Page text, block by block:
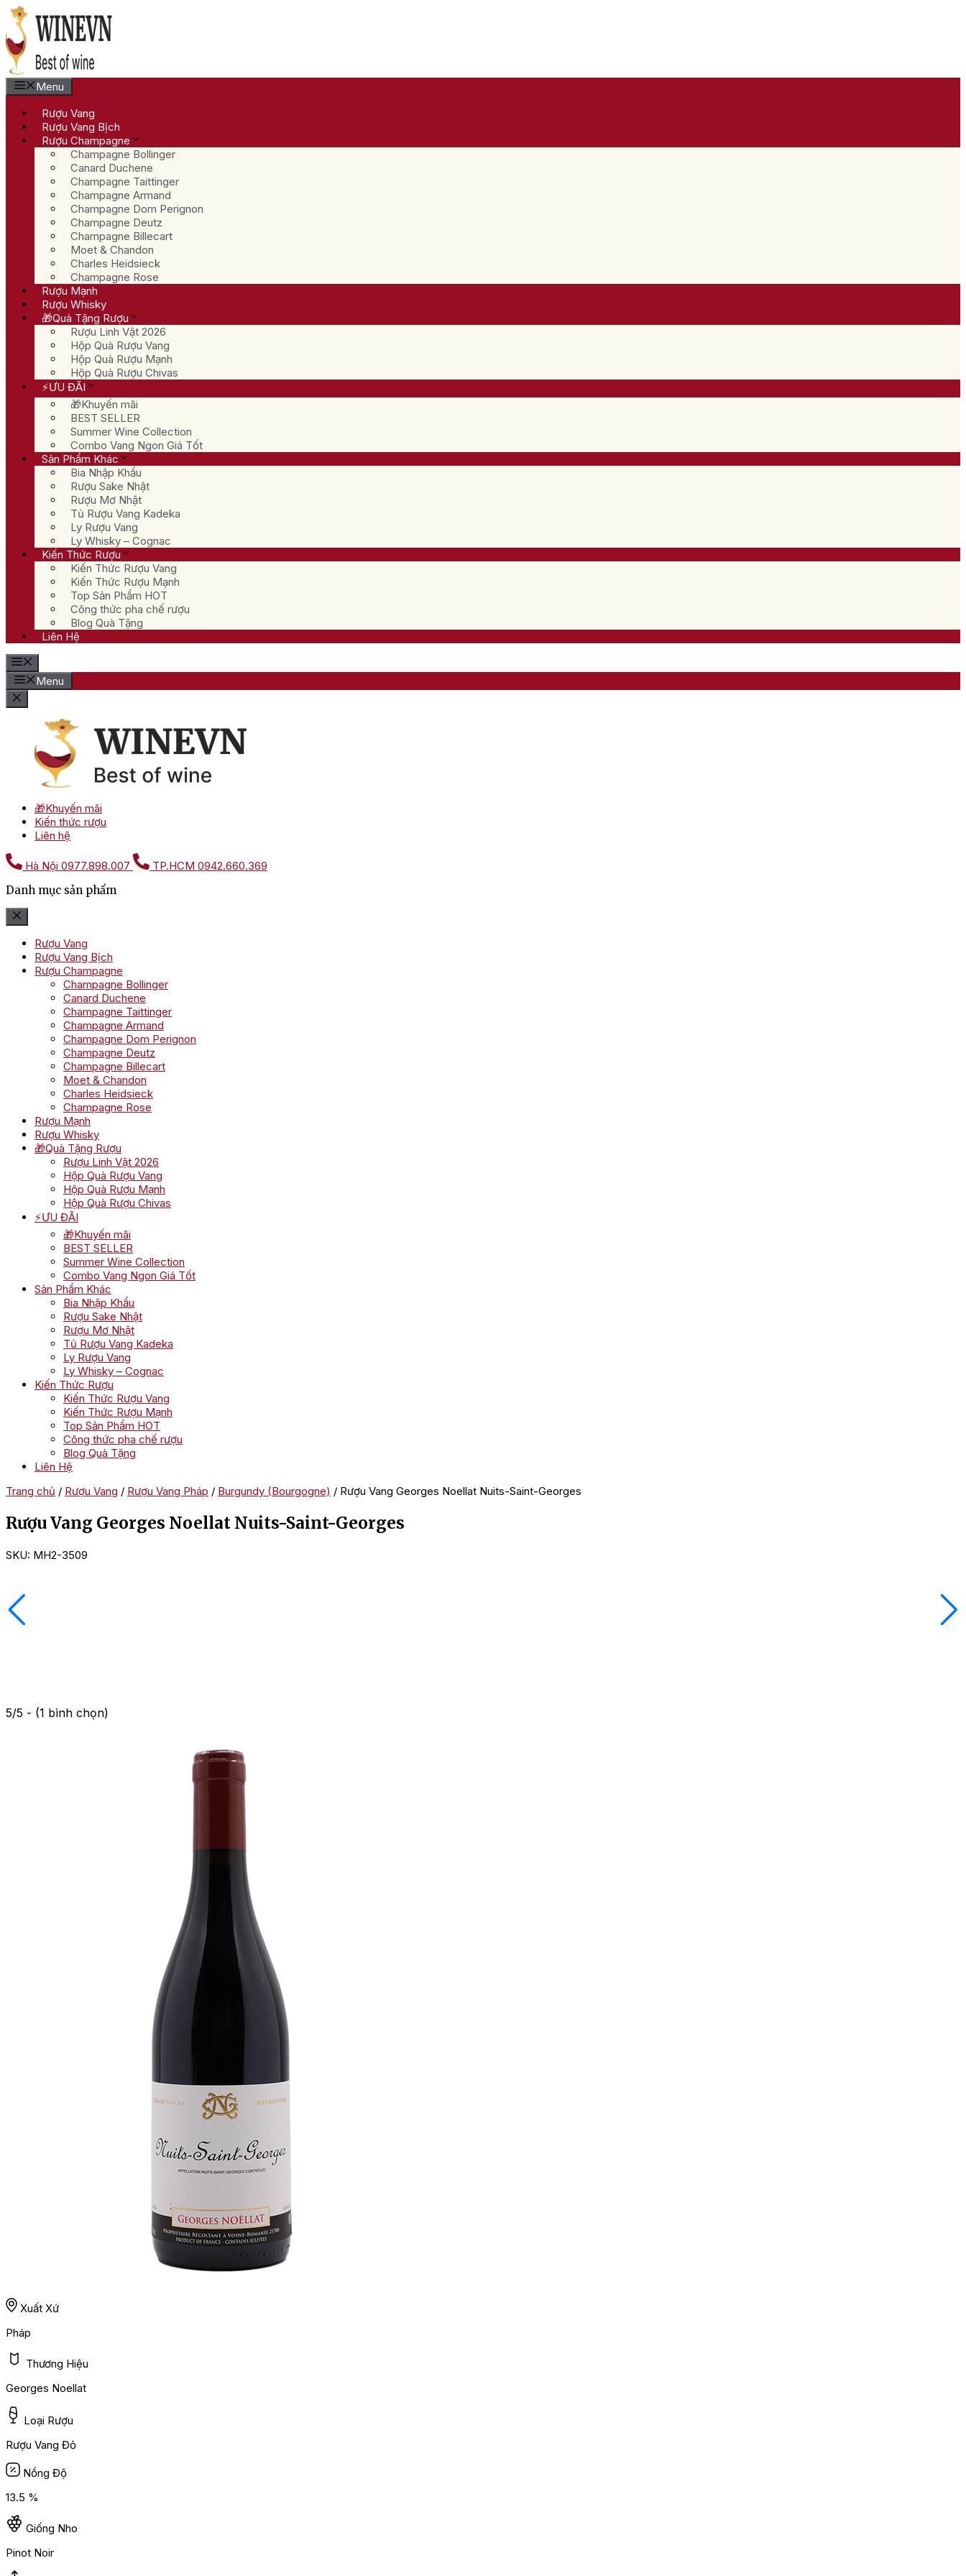
Chuyển
đến
nội
dung
Menu
Rượu Vang
Rượu Vang Bịch
Rượu Champagne
Champagne Bollinger
Canard Duchene
Champagne Taittinger
Champagne Armand
Champagne Dom Perignon
Champagne Deutz
Champagne Billecart
Moet & Chandon
Charles Heidsieck
Champagne Rose
Rượu Mạnh
Rượu Whisky
🎁Quà Tặng Rượu
Rượu Linh Vật 2026
Hộp Quà Rượu Vang
Hộp Quà Rượu Mạnh
Hộp Quà Rượu Chivas
⚡ƯU ĐÃI
🎁Khuyến mãi
BEST SELLER
Summer Wine Collection
Combo Vang Ngon Giá Tốt
Sản Phẩm Khác
Bia Nhập Khẩu
Rượu Sake Nhật
Rượu Mơ Nhật
Tủ Rượu Vang Kadeka
Ly Rượu Vang
Ly Whisky – Cognac
Kiến Thức Rượu
Kiến Thức Rượu Vang
Kiến Thức Rượu Mạnh
Top Sản Phẩm HOT
Công thức pha chế rượu
Blog Quà Tặng
Liên Hệ
Menu
🎁Khuyến mãi
Kiến thức rượu
Liên hệ
Hà Nội 0977.898.007 TP.HCM 0942.660.369
Danh mục sản phẩm
Rượu Vang
Rượu Vang Bịch
Rượu Champagne
Champagne Bollinger
Canard Duchene
Champagne Taittinger
Champagne Armand
Champagne Dom Perignon
Champagne Deutz
Champagne Billecart
Moet & Chandon
Charles Heidsieck
Champagne Rose
Rượu Mạnh
Rượu Whisky
🎁Quà Tặng Rượu
Rượu Linh Vật 2026
Hộp Quà Rượu Vang
Hộp Quà Rượu Mạnh
Hộp Quà Rượu Chivas
⚡ƯU ĐÃI
🎁Khuyến mãi
BEST SELLER
Summer Wine Collection
Combo Vang Ngon Giá Tốt
Sản Phẩm Khác
Bia Nhập Khẩu
Rượu Sake Nhật
Rượu Mơ Nhật
Tủ Rượu Vang Kadeka
Ly Rượu Vang
Ly Whisky – Cognac
Kiến Thức Rượu
Kiến Thức Rượu Vang
Kiến Thức Rượu Mạnh
Top Sản Phẩm HOT
Công thức pha chế rượu
Blog Quà Tặng
Liên Hệ
Trang chủ / Rượu Vang / Rượu Vang Pháp / Burgundy (Bourgogne) / Rượu Vang Georges Noellat Nuits-Saint-Georges
Rượu Vang Georges Noellat Nuits-Saint-Georges
SKU: MH2-3509
5/5 - (1 bình chọn)
Xuất Xứ
Pháp
Thương Hiệu
Georges Noellat
Loại Rượu
Rượu Vang Đỏ
Nồng Độ
13.5 %
Giống Nho
Pinot Noir